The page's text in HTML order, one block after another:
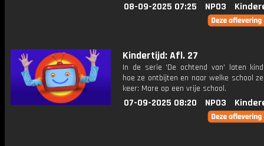
08-09-2025 07:25 NPO3
Kindertijd: Afl. 27
In de serie 'De ochtend van' laten
hoe ze ontbijten en naar welke school
keer: Mare op een vrije school.
07-09-2025 08:20 NPO3